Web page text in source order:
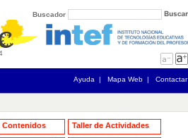
Buscador
Ayuda | Mapa Web | Contactar
Contenidos Taller de Actividades